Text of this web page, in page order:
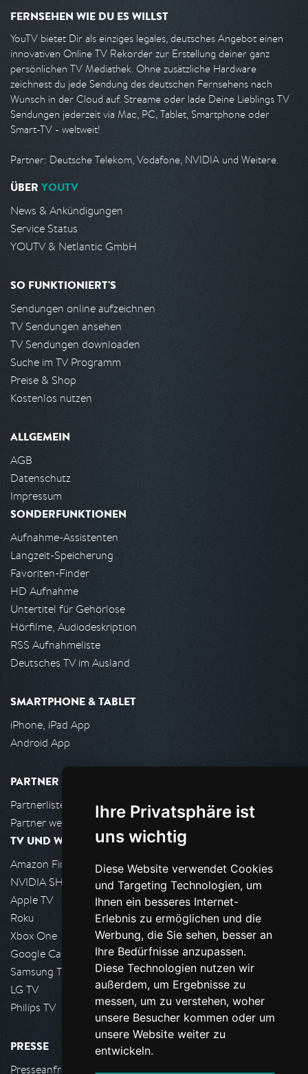
Ihre Privatsphäre ist
uns wichtig
Diese Website verwendet Cookies
und Targeting Technologien, um
Ihnen ein besseres Internet-
Erlebnis zu ermöglichen und die
Werbung, die Sie sehen, besser an
Ihre Bedürfnisse anzupassen.
Diese Technologien nutzen wir
außerdem, um Ergebnisse zu
messen, um zu verstehen, woher
unsere Besucher kommen oder um
unsere Website weiter zu
entwickeln.
FERNSEHEN WIE DU ES WILLST
YouTV bietet Dir als einziges legales, deutsches Angebot einen
innovativen Online TV Rekorder zur Erstellung deiner ganz
persönlichen TV Mediathek. Ohne zusätzliche Hardware
zeichnest du jede Sendung des deutschen Fernsehens nach
Wunsch in der Cloud auf. Streame oder lade Deine Lieblings TV
Sendungen jederzeit via Mac, PC, Tablet, Smartphone oder
Smart-TV - weltweit!
Partner: Deutsche Telekom, Vodafone, NVIDIA und Weitere.
ÜBER YOUTV
News & Ankündigungen
Service Status
YOUTV & Netlantic GmbH
SO FUNKTIONIERT'S
Sendungen online aufzeichnen
TV Sendungen ansehen
TV Sendungen downloaden
Suche im TV Programm
Preise & Shop
Kostenlos nutzen
ALLGEMEIN
AGB
Datenschutz
Impressum
SONDERFUNKTIONEN
Aufnahme-Assistenten
Langzeit-Speicherung
Favoriten-Finder
HD Aufnahme
Untertitel für Gehörlose
Hörfilme, Audiodeskription
RSS Aufnahmeliste
Deutsches TV im Ausland
SMARTPHONE & TABLET
iPhone, iPad App
Android App
PARTNER
Partnerliste
Partner werden
TV UND WOHNZIMMER
Amazon FireTV
NVIDIA SHIELD, Google TV
Apple TV
Roku
Xbox One
Google Cast
Samsung TV
LG TV
Philips TV
PRESSE
Presseanfrage stellen